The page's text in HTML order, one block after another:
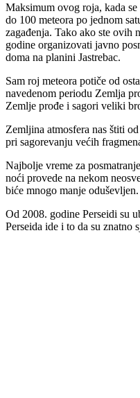
Maksimum ovog roja, kada
do 100 meteora po jednom
zagađenja. Tako ako ste ovih
godine organizovati javno
doma na planini Jastrebac.
Sam roj meteora potiče od
navedenom periodu Zemlja
Zemlje prođe i sagori veliki
Zemljina atmosfera nas štiti
pri sagorevanju većih
Najbolje vreme za
noći provede na nekom
biće mnogo manje oduševljen.
Od 2008. godine Perseidi su
Perseida ide i to da su znatno